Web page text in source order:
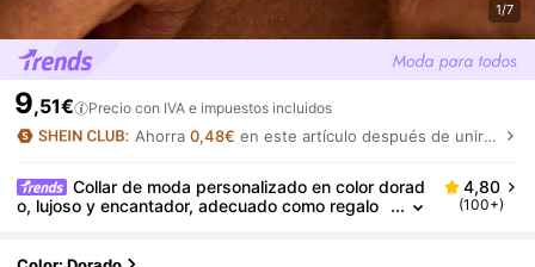
1/7
9,51€ Precio con IVA e impuestos incluidos
Ahorra0,48€ en este artículo después de unirte.
Collar de moda personalizado en color dorad
o, lujoso y encantador, adecuado como regalo
nte, colorido, vintage, sencillo, unisex, casual, lindo,
4,80
(100+)